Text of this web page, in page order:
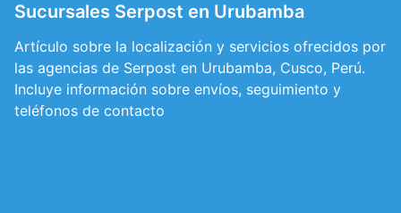
Sucursales Serpost en Urubamba
Artículo sobre la localización y servicios ofrecidos por
las agencias de Serpost en Urubamba, Cusco, Perú.
Incluye información sobre envíos, seguimiento y
teléfonos de contacto